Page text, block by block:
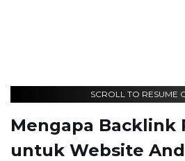
SCROLL TO RESUME
Mengapa Backlink
untuk Website